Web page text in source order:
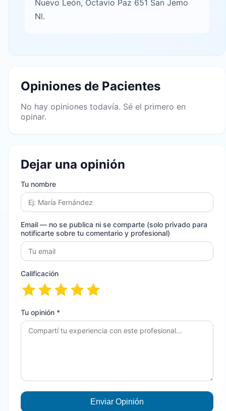
Nuevo León, Octavio Paz 651 San Jemo
Nl.
Opiniones de Pacientes
No hay opiniones todavía. Sé el primero en
opinar.
Dejar una opinión
Tu nombre
Email — no se publica ni se comparte (solo privado para
notificarte sobre tu comentario y profesional)
Calificación
Tu opinión *
Enviar Opinión